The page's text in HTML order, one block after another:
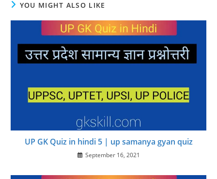
YOU MIGHT ALSO LIKE
UP GK Quiz in hindi 5 | up samanya gyan quiz
September 16, 2021